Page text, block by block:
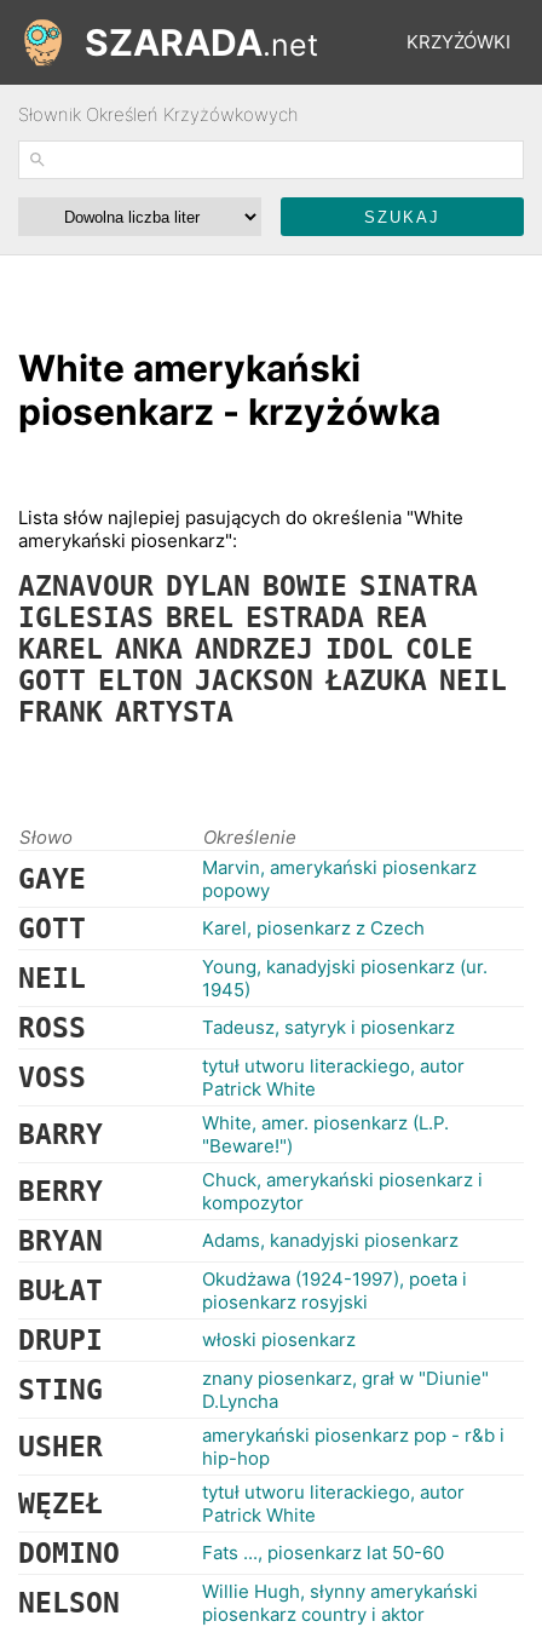
KRZYŻÓWKI
ŁAMIGŁÓWKI
SZARADA.net
Słownik Określeń Krzyżówkowych
White amerykański
piosenkarz - krzyżówka
Lista słów najlepiej pasujących do określenia "White
amerykański piosenkarz":
AZNAVOUR DYLAN BOWIE SINATRA
IGLESIAS BREL ESTRADA REA
KAREL ANKA ANDRZEJ IDOL COLE
GOTT ELTON JACKSON ŁAZUKA NEIL
FRANK ARTYSTA
Słowo Określenie
GAYE
Marvin, amerykański piosenkarz
popowy
GOTT Karel, piosenkarz z Czech
NEIL
Young, kanadyjski piosenkarz (ur.
1945)
ROSS Tadeusz, satyryk i piosenkarz
VOSS
tytuł utworu literackiego, autor
Patrick White
BARRY
White, amer. piosenkarz (L.P.
"Beware!")
BERRY
Chuck, amerykański piosenkarz i
kompozytor
BRYAN Adams, kanadyjski piosenkarz
BUŁAT
Okudżawa (1924-1997), poeta i
piosenkarz rosyjski
DRUPI włoski piosenkarz
STING
znany piosenkarz, grał w "Diunie"
D.Lyncha
USHER
amerykański piosenkarz pop - r&b i
hip-hop
WĘZEŁ
tytuł utworu literackiego, autor
Patrick White
DOMINO Fats ..., piosenkarz lat 50-60
NELSON
Willie Hugh, słynny amerykański
piosenkarz country i aktor